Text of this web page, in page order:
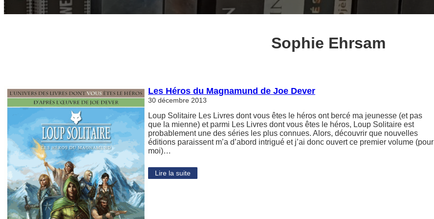
Sophie Ehrsam
Les Héros du Magnamund de Joe Dever
30 décembre 2013
Loup Solitaire Les Livres dont vous êtes le héros ont bercé ma jeunesse (et pas
que la mienne) et parmi Les Livres dont vous êtes le héros, Loup Solitaire est
probablement une des séries les plus connues. Alors, découvrir que nouvelles
éditions paraissent m’a d’abord intrigué et j’ai donc ouvert ce premier volume (pour
moi)…
Lire la suite